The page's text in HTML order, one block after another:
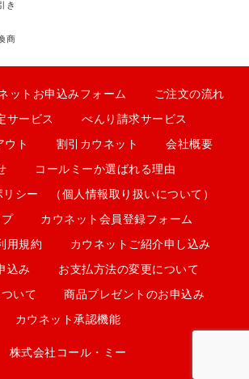
き
商
ットお申込みフォーム ご注文の流れ
サービス べんり請求サービス
ウト 割引カウネット 会社概要
コールミーか選ばれる理由
リシー （個人情報取り扱いについて）
カウネット会員登録フォーム
用規約 カウネットご紹介申し込み
込み お支払方法の変更について
いて 商品プレゼントのお申込み
カウネット承認機能
株式会社コール・ミー